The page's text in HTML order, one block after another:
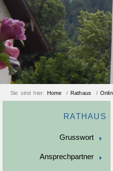
Sie sind hier: Home / Rathaus /
RATHAUS
Grusswort
Ansprechpartner